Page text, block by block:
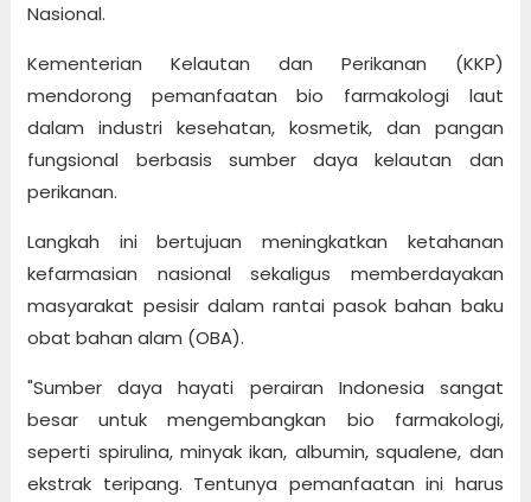
Nasional.
Kementerian Kelautan dan Perikanan (KKP)
mendorong pemanfaatan bio farmakologi laut
dalam industri kesehatan, kosmetik, dan pangan
fungsional berbasis sumber daya kelautan dan
perikanan.
Langkah ini bertujuan meningkatkan ketahanan
kefarmasian nasional sekaligus memberdayakan
masyarakat pesisir dalam rantai pasok bahan baku
obat bahan alam (OBA).
"Sumber daya hayati perairan Indonesia sangat
besar untuk mengembangkan bio farmakologi,
seperti spirulina, minyak ikan, albumin, squalene, dan
ekstrak teripang. Tentunya pemanfaatan ini harus